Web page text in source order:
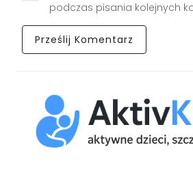
podczas pisania kolejnych